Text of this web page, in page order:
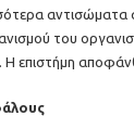
αντισώματα
του
Η επιστήμη